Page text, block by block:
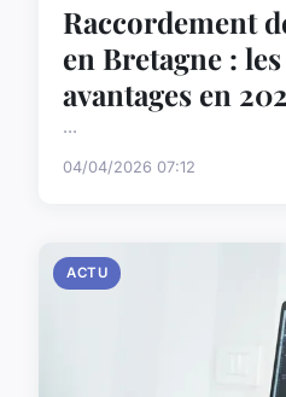
Raccordement
en Bretagne :
avantages en
...
04/04/2026 07:12
ACTU